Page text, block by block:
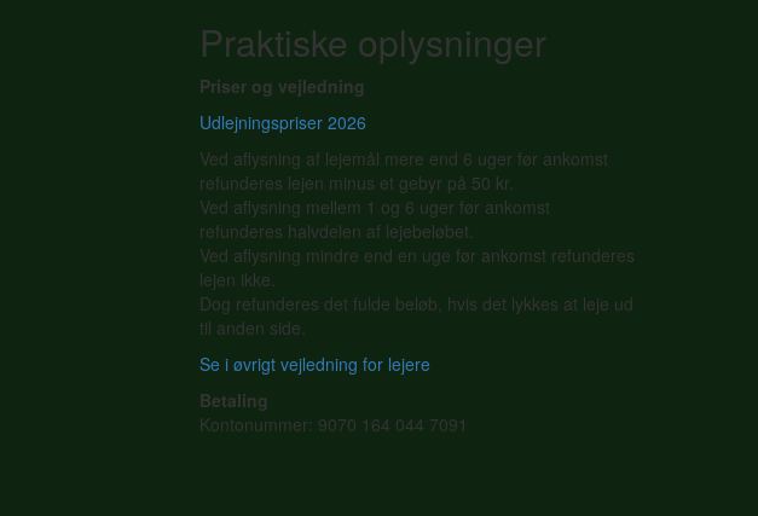
Praktiske oplysninger
Priser og vejledning
Udlejningspriser 2026
Ved aflysning af lejemål mere end 6 uger før ankomst
refunderes lejen minus et gebyr på 50 kr.
Ved aflysning mellem 1 og 6 uger før ankomst
refunderes halvdelen af lejebeløbet.
Ved aflysning mindre end en uge før ankomst refunderes
lejen ikke.
Dog refunderes det fulde beløb, hvis det lykkes at leje ud
til anden side.
Se i øvrigt vejledning for lejere
Betaling
Kontonummer: 9070 164 044 7091